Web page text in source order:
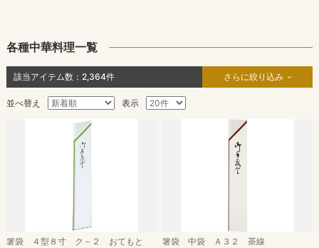
各種中華料理一覧
該当アイテム数： 2,364件 さらに絞り込み
並べ替え 表示
箸袋 ４型８寸 ク－２ おてもと
箸袋 中袋 Ａ３２ 茶線